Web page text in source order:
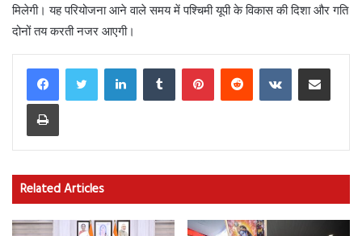
मिलेगी। यह परियोजना आने वाले समय में पश्चिमी यूपी के विकास की दिशा और गति
दोनों तय करती नजर आएगी।
LinkedInTumblr PinterestReddit VKontakteShare via Email
Print
Related Articles